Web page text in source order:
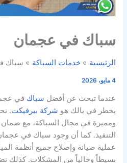
سباك في عجمان
الرئيسية خدمات السباكة سباك
4 مايو، 2026
عندما تبحث عن أفضل سباك في
يخطر في بالك هو شركة بيرفيكت.
ومميزة في مجال السباكة، مع ضمان
التنفيذ. كما أن وجود سباك في
عملية صيانة وإصلاح جميع أنظمة
بسيطاً وخالياً من المشكلات. كذلك